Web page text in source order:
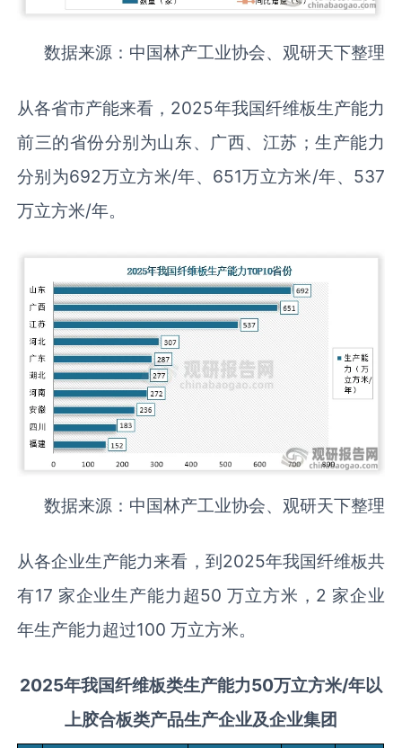
数据来源：中国林产工业协会、观研天下整理
从各省市产能来看，2025年我国纤维板生产能力
前三的省份分别为山东、广西、江苏；生产能力
分别为692万立方米/年、651万立方米/年、537
万立方米/年。
数据来源：中国林产工业协会、观研天下整理
从各企业生产能力来看，到2025年我国纤维板共
有17 家企业生产能力超50 万立方米，2 家企业
年生产能力超过100 万立方米。
2025年我国纤维板类生产能力50万立方米/年以
上胶合板类产品生产企业及企业集团